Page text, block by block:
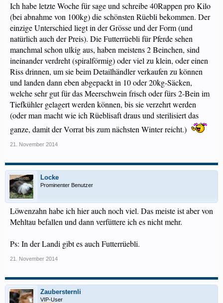
Ich habe letzte Woche für sage und schreibe 40Rappen pro Kilo
(bei abnahme von 100kg) die schönsten Rüebli bekommen. Der
einzige Unterschied liegt in der Grösse und der Form (und
natürlich auch der Preis). Die Futterrüebli für Pferde sehen
manchmal schon ulkig aus, haben meistens 2 Beinchen, sind
ineinander verdreht (spiralförmig) oder viel zu klein, oder einen
Riss drinnen, um sie beim Detailhändler verkaufen zu können
und landen dann eben abgepackt in 10 oder 20kg-Säcken,
welche sehr gut für das Meerschwein frisch oder fürs 2-Bein im
Tiefkühler gelagert werden können, bis sie verzehrt werden
(oder man macht wie ich Rüeblisaft draus und sterilisiert das
ganze, damit der Vorrat bis zum nächsten Winter reicht.)
21. November 2014
Locke
Prominenter Benutzer
Löwenzahn habe ich hier auch noch viel. Das meiste ist aber von
Mehltau befallen und dann verfüttere ich es nicht mehr.
Ps: In der Landi gibt es auch Futterrüebli.
21. November 2014
Zaubersternli
VIP-User